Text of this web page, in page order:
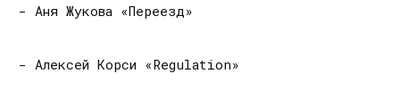
- Аня Жукова «Переезд»
- Алексей Корси «Regulation»